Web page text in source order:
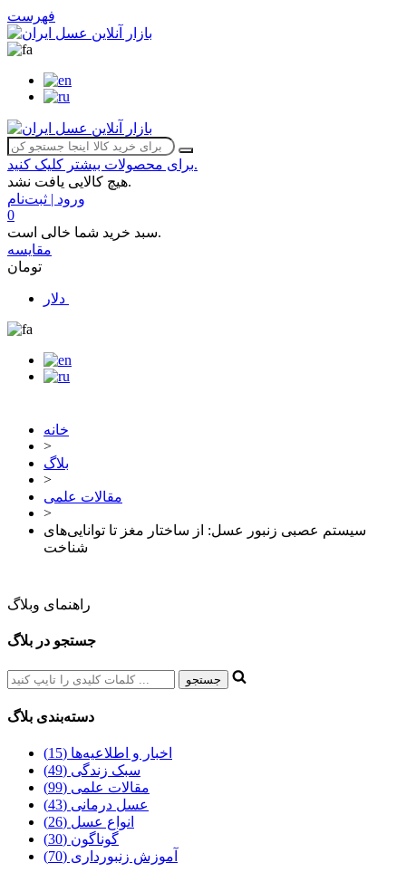
فهرست
برای محصولات بیشتر کلیک کنید.
هیچ کالایی یافت نشد.
ورود | ثبت‌نام
0
سبد خرید شما خالی است.
مقایسه
خانه
>
بلاگ
>
مقالات علمی
>
سیستم عصبی زنبور عسل: از ساختار مغز تا توانایی‌های
شناخت
راهنمای وبلاگ
جستجو در بلاگ
دسته‌بندی بلاگ
اخبار و اطلاعیه‌ها (15)
سبک زندگی (49)
مقالات علمی (99)
عسل درمانی (43)
انواع عسل (26)
گوناگون (30)
آموزش زنبورداری (70)